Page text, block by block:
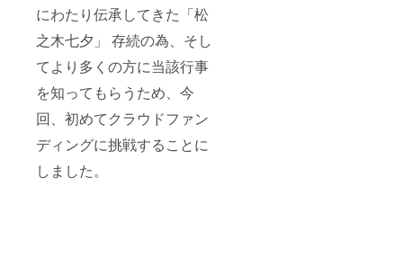
にわたり伝承してきた「松
之木七夕」 存続の為、そし
てより多くの方に当該行事
を知ってもらうため、今
回、初めてクラウドファン
ディングに挑戦することに
しました。